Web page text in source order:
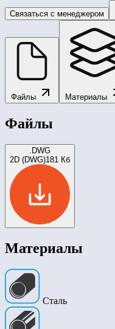
Связаться с менеджером
Файлы Материалы
Файлы
.DWG
2D (DWG)181 Кб
Материалы
Сталь